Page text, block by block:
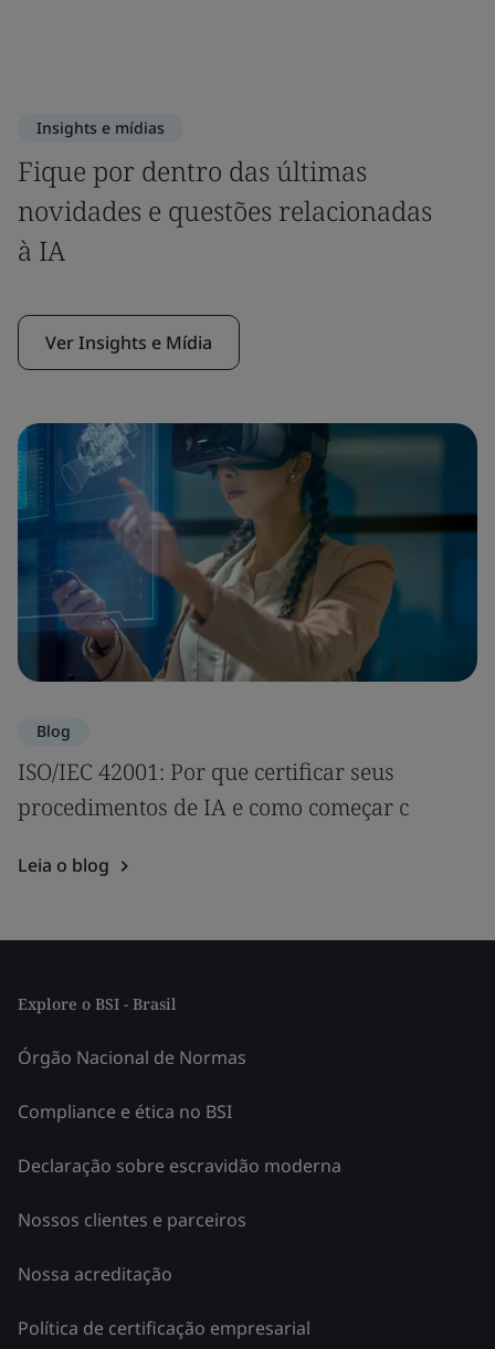
Insights e mídias
Fique por dentro das últimas
novidades e questões relacionadas
à IA
Ver Insights e Mídia
Blog
ISO/IEC 42001: Por que certificar seus
procedimentos de IA e como começar c
Leia o blog
Explore o BSI - Brasil
Órgão Nacional de Normas
Compliance e ética no BSI
Declaração sobre escravidão moderna
Nossos clientes e parceiros
Nossa acreditação
Política de certificação empresarial